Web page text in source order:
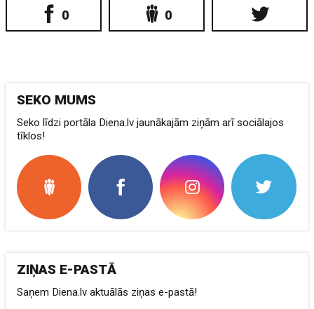
0 0
SEKO MUMS
Seko līdzi portāla Diena.lv jaunākajām ziņām arī sociālajos
tīklos!
ZIŅAS E-PASTĀ
Saņem Diena.lv aktuālās ziņas e-pastā!